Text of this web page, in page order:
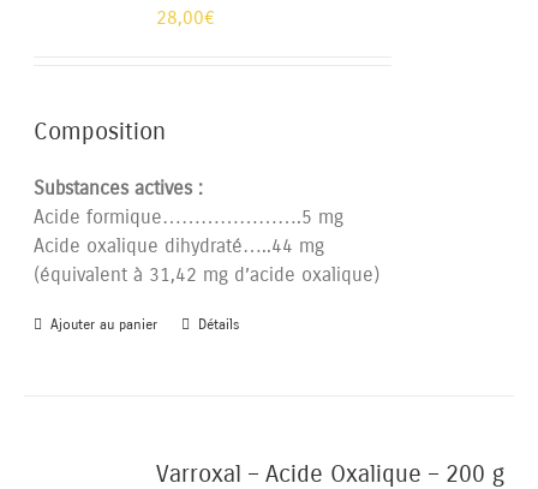
28,00€
Composition
Substances actives :
Acide formique………………….5 mg
Acide oxalique dihydraté…..44 mg
(équivalent à 31,42 mg d’acide oxalique)
Ajouter au panier Détails
Varroxal – Acide Oxalique – 200 g